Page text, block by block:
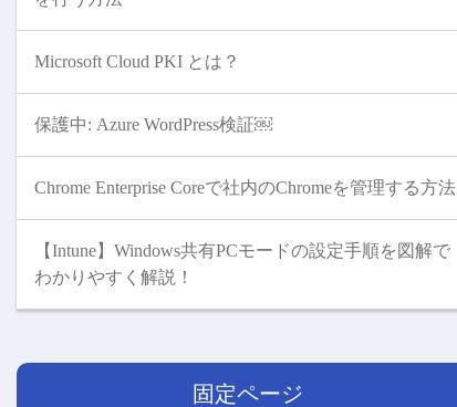
Microsoft Cloud PKI とは？
保護中: Azure WordPress検証￼
Chrome Enterprise Coreで社内のChromeを管理する方法
【Intune】Windows共有PCモードの設定手順を図解で
わかりやすく解説！
固定ページ